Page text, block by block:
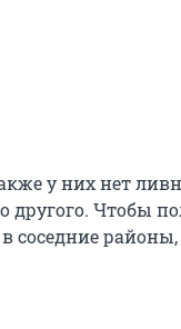
у них нет
Чтобы
соседние